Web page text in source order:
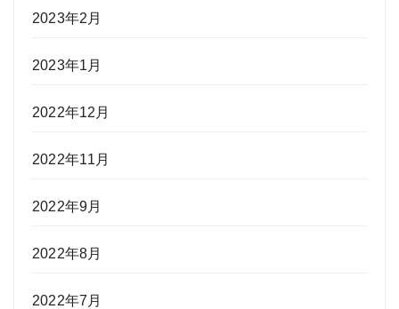
2023年2月
2023年1月
2022年12月
2022年11月
2022年9月
2022年8月
2022年7月